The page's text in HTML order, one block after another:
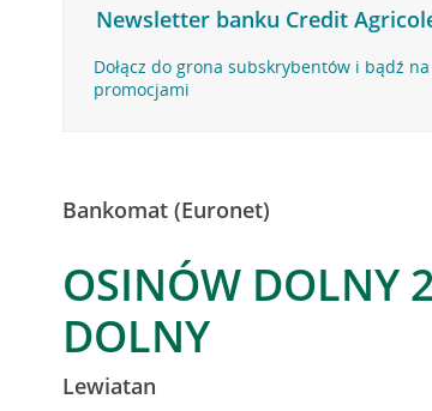
Newsletter banku Credit
Dołącz do grona subskrybentów i bądź
promocjami
Bankomat (Euronet)
OSINÓW DOLNY
DOLNY
Lewiatan